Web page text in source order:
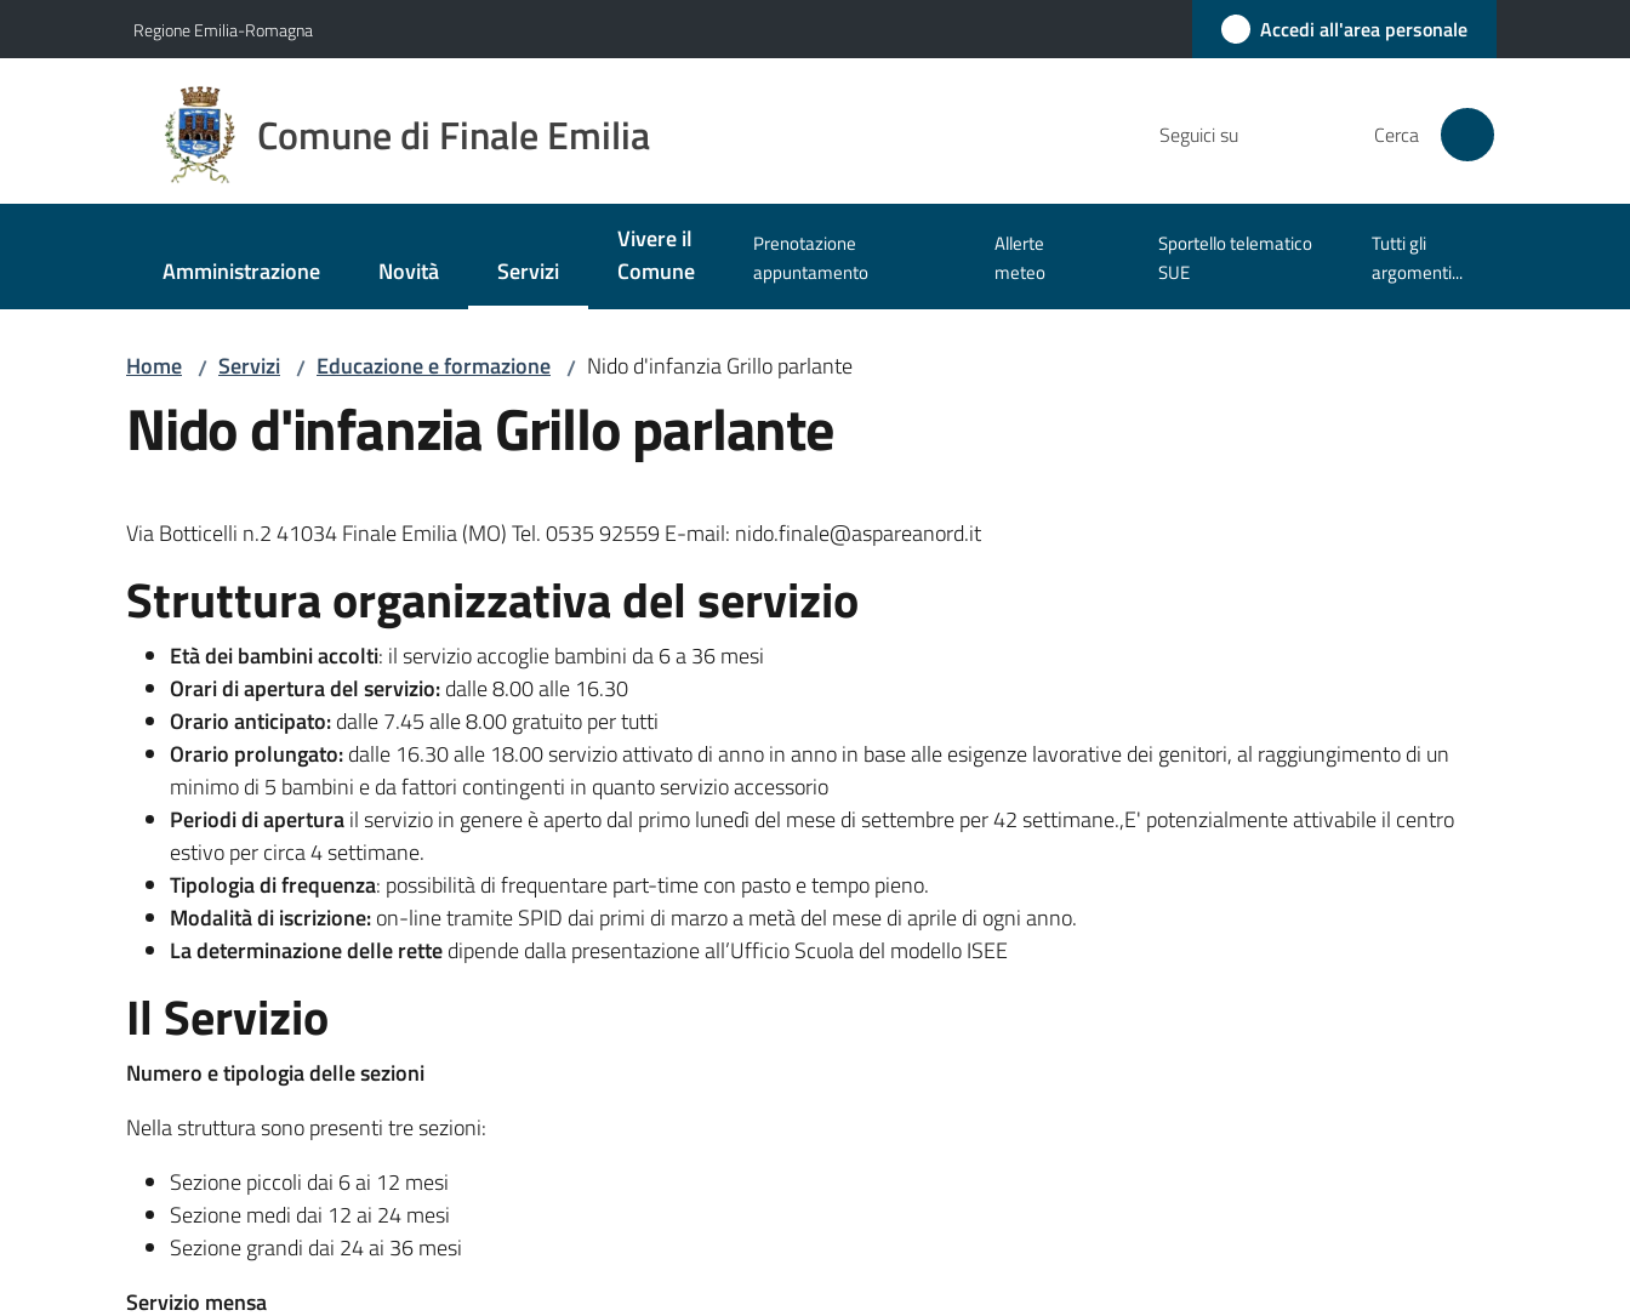
Regione Emilia-Romagna Accedi all'area personale
Comune di Finale Emilia Seguici su Cerca
Amministrazione Novità Servizi
Menu selezionato
Vivere il
Comune
Prenotazione
appuntamento
Allerte
meteo
Sportello telematico
SUE
Tutti gli
argomenti...
Home / Servizi / Educazione e formazione / Nido d'infanzia Grillo parlante
Nido d'infanzia Grillo parlante
Via Botticelli n.2 41034 Finale Emilia (MO) Tel. 0535 92559 E-mail: nido.finale@aspareanord.it
Struttura organizzativa del servizio
Età dei bambini accolti: il servizio accoglie bambini da 6 a 36 mesi
Orari di apertura del servizio:dalle 8.00 alle 16.30
Orario anticipato:dalle 7.45 alle 8.00 gratuito per tutti
Orario prolungato:dalle 16.30 alle 18.00 servizio attivato di anno in anno in base alle esigenze lavorative dei genitori, al raggiungimento di un
minimo di 5 bambini e da fattori contingenti in quanto servizio accessorio
Periodi di aperturail servizio in genere è aperto dal primo lunedì del mese di settembre per 42 settimane.,E' potenzialmente attivabile il centro
estivo per circa 4 settimane.
Tipologia di frequenza: possibilità di frequentare part-time con pasto e tempo pieno.
Modalità di iscrizione:on-line tramite SPID dai primi di marzo a metà del mese di aprile di ogni anno.
La determinazione delle rettedipende dalla presentazione all’Ufficio Scuola del modello ISEE
Il Servizio
Numero e tipologia delle sezioni
Nella struttura sono presenti tre sezioni:
Sezione piccoli dai 6 ai 12 mesi
Sezione medi dai 12 ai 24 mesi
Sezione grandi dai 24 ai 36 mesi
Servizio mensa